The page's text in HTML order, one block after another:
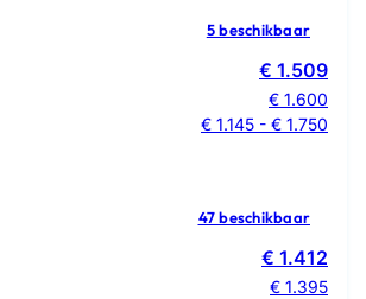
5 beschikbaar
€ 1.509
€ 1.600
€ 1.145 - € 1.750
47 beschikbaar
€ 1.412
€ 1.395